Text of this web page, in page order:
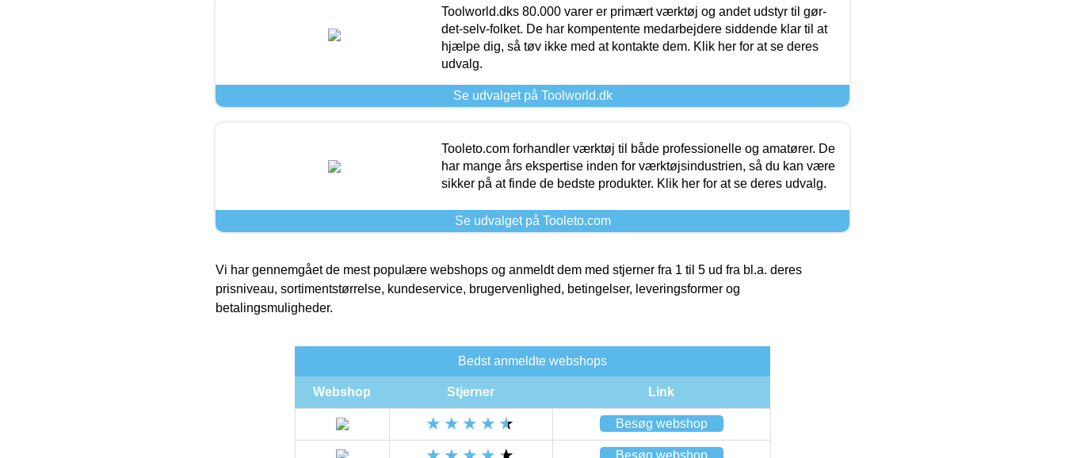
Toolworld.dks 80.000 varer er primært værktøj og andet udstyr til gør-
det-selv-folket. De har kompentente medarbejdere siddende klar til at
hjælpe dig, så tøv ikke med at kontakte dem. Klik her for at se deres
udvalg.
Se udvalget på Toolworld.dk
Tooleto.com forhandler værktøj til både professionelle og amatører. De
har mange års ekspertise inden for værktøjsindustrien, så du kan være
sikker på at finde de bedste produkter. Klik her for at se deres udvalg.
Se udvalget på Tooleto.com
Vi har gennemgået de mest populære webshops og anmeldt dem med stjerner fra 1 til 5 ud fra bl.a. deres
prisniveau, sortimentstørrelse, kundeservice, brugervenlighed, betingelser, leveringsformer og
betalingsmuligheder.
Bedst anmeldte webshops
Webshop Stjerner Link
Besøg webshop
Besøg webshop